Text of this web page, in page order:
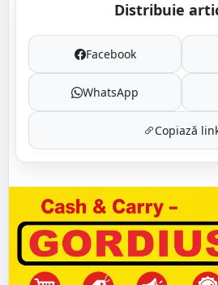
Distribuie
Facebook
WhatsApp
Copiază